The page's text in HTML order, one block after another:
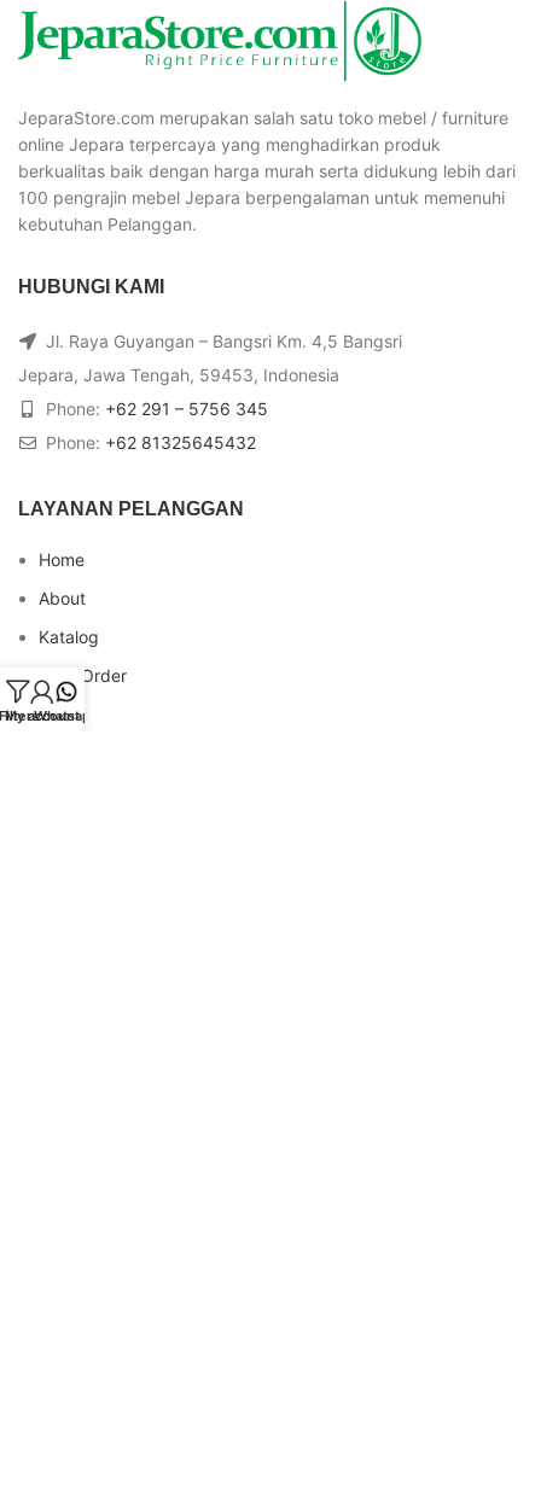
JeparaStore.com merupakan salah satu toko mebel / furniture
online Jepara terpercaya yang menghadirkan produk
berkualitas baik dengan harga murah serta didukung lebih dari
100 pengrajin mebel Jepara berpengalaman untuk memenuhi
kebutuhan Pelanggan.
HUBUNGI KAMI
Jl. Raya Guyangan – Bangsri Km. 4,5 Bangsri
Jepara, Jawa Tengah, 59453, Indonesia
Phone: +62 291 – 5756 345
Phone: +62 81325645432
LAYANAN PELANGGAN
Home
About
Katalog
Cara Order
Blog
My account
Whatsapp